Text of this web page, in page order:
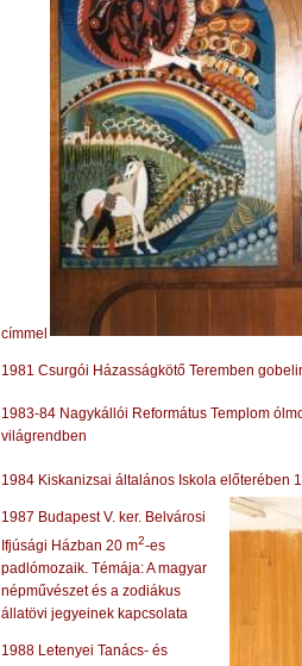
címmel
1981 Csurgói Házasságkötő Teremben
1983-84 Nagykállói Református Templom
világrendben
1984 Kiskanizsai általános Iskola előterében
1987 Budapest V. ker. Belvárosi
Ifjúsági Házban 20 m2-es
padlómozaik. Témája: A magyar
népművészet és a zodiákus
állatövi jegyeinek kapcsolata
1988 Letenyei Tanács- és